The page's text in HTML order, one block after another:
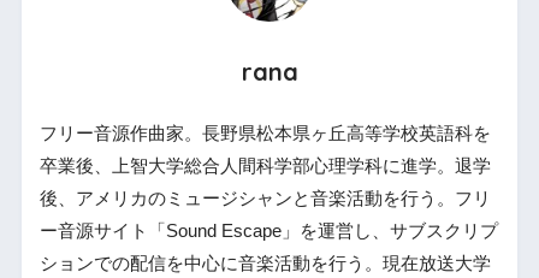
rana
フリー音源作曲家。長野県松本県ヶ丘高等学校英語科を
卒業後、上智大学総合人間科学部心理学科に進学。退学
後、アメリカのミュージシャンと音楽活動を行う。フリ
ー音源サイト「Sound Escape」を運営し、サブスクリプ
ションでの配信を中心に音楽活動を行う。現在放送大学